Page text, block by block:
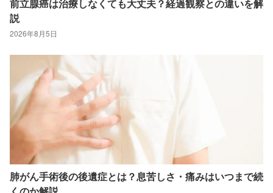
前立腺癌は治療しなくても大丈夫？経過観察との違いを解
説
2026年8月5日
肺がん手術後の後遺症とは？息苦しさ・痛みはいつまで続